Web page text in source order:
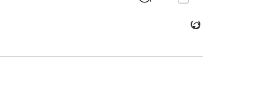
Daten werden